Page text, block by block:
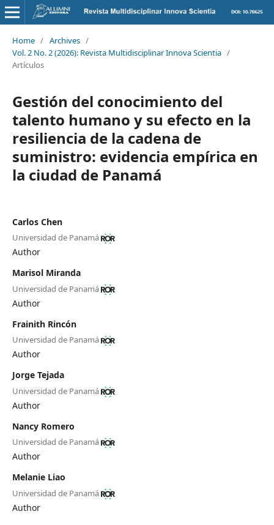
Home / Archives /
Vol. 2 No. 2 (2026): Revista Multidisciplinar Innova Scientia /
Artículos
Gestión del conocimiento del
talento humano y su efecto en la
resiliencia de la cadena de
suministro: evidencia empírica en
la ciudad de Panamá
Carlos Chen
Universidad de Panamá
Author
Marisol Miranda
Universidad de Panamá
Author
Frainith Rincón
Universidad de Panamá
Author
Jorge Tejada
Universidad de Panamá
Author
Nancy Romero
Universidad de Panamá
Author
Melanie Liao
Universidad de Panamá
Author